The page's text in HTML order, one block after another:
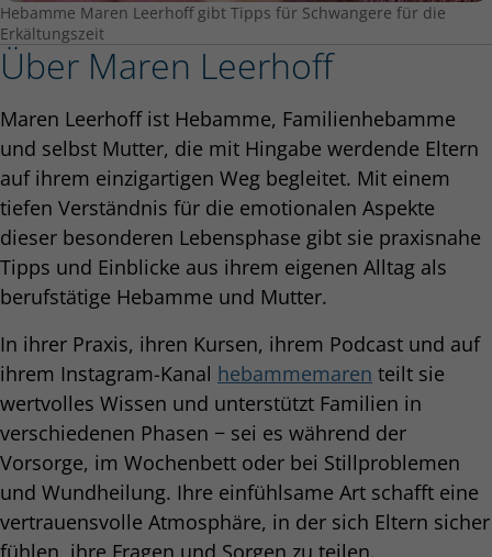
Hebamme Maren Leerhoff gibt Tipps für Schwangere für die
Erkältungszeit
Über Maren Leerhoff
Maren Leerhoff ist Hebamme, Familienhebamme
und selbst Mutter, die mit Hingabe werdende Eltern
auf ihrem einzigartigen Weg begleitet. Mit einem
tiefen Verständnis für die emotionalen Aspekte
dieser besonderen Lebensphase gibt sie praxisnahe
Tipps und Einblicke aus ihrem eigenen Alltag als
berufstätige Hebamme und Mutter.
In ihrer Praxis, ihren Kursen, ihrem Podcast und auf
ihrem Instagram-Kanal hebammemaren teilt sie
wertvolles Wissen und unterstützt Familien in
verschiedenen Phasen − sei es während der
Vorsorge, im Wochenbett oder bei Stillproblemen
und Wundheilung. Ihre einfühlsame Art schafft eine
vertrauensvolle Atmosphäre, in der sich Eltern sicher
fühlen, ihre Fragen und Sorgen zu teilen.